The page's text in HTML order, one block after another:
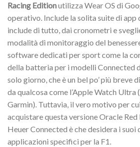
Racing Editionutilizza Wear OS di
operativo. Include la solita suite di app
include di tutto, dai cronometri e
modalità di monitoraggio del
software dedicati per sport come la
della batteria per i modelli Connected
solo giorno, che è un bel po’ più breve
da qualcosa come l’Apple Watch Ultra
Garmin). Tuttavia, il vero motivo per
acquistare questa versione Oracle
Heuer Connected è che desidera i suoi
applicazioni specifici per la F1.